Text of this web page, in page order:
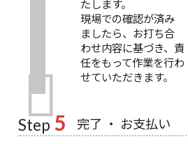
たします。
現場での確認が済み
ましたら、お打ち合
わせ内容に基づき、責
任をもって作業を行わ
せていただきます。
Step 5 完了 ・ お支払い